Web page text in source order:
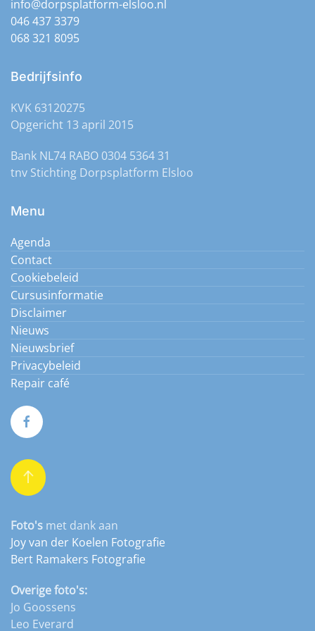
december 2026 🕐 13:30)
Spellenmiddag - elke maandag - vrije inloop
december 2026 🕐 13:30)
december 2026 🕐 13:30)
info@dorpsplatform-elsloo.nl
046 437 3379
068 321 8095
Bedrijfsinfo
KVK 63120275
Opgericht 13 april 2015
Bank NL74 RABO 0304 5364 31
tnv Stichting Dorpsplatform Elsloo
Menu
Agenda
Contact
Cookiebeleid
Cursusinformatie
Disclaimer
Nieuws
Nieuwsbrief
Privacybeleid
Repair café
Foto's met dank aan
Joy van der Koelen Fotografie
Bert Ramakers Fotografie
Overige foto's:
Jo Goossens
Leo Everard